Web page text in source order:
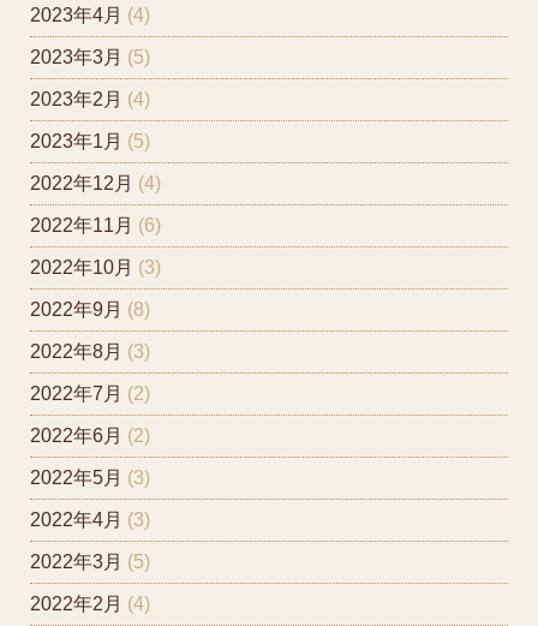
2023年4月 (4)
2023年3月 (5)
2023年2月 (4)
2023年1月 (5)
2022年12月 (4)
2022年11月 (6)
2022年10月 (3)
2022年9月 (8)
2022年8月 (3)
2022年7月 (2)
2022年6月 (2)
2022年5月 (3)
2022年4月 (3)
2022年3月 (5)
2022年2月 (4)